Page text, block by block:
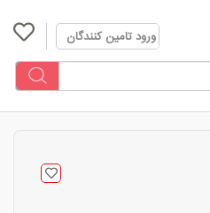
ورود تامین کنندگان